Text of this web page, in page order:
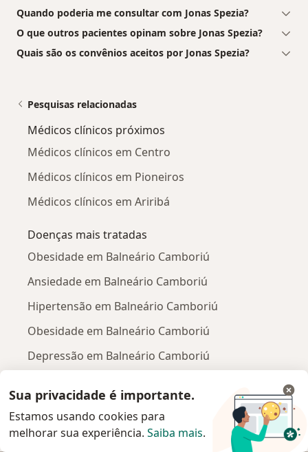
Quando poderia me consultar com Jonas Spezia?
O que outros pacientes opinam sobre Jonas Spezia?
Quais são os convênios aceitos por Jonas Spezia?
Pesquisas relacionadas
Médicos clínicos próximos
Médicos clínicos em Centro
Médicos clínicos em Pioneiros
Médicos clínicos em Ariribá
Doenças mais tratadas
Obesidade em Balneário Camboriú
Ansiedade em Balneário Camboriú
Hipertensão em Balneário Camboriú
Obesidade em Balneário Camboriú
Depressão em Balneário Camboriú
Mais na categoria: Doenças mais tratadas
Convênios médicos mais populares
Médicos clínicos com Bradesco Saúde em
Sua privacidade é importante.
Estamos usando cookies para
melhorar sua experiência. Saiba mais.